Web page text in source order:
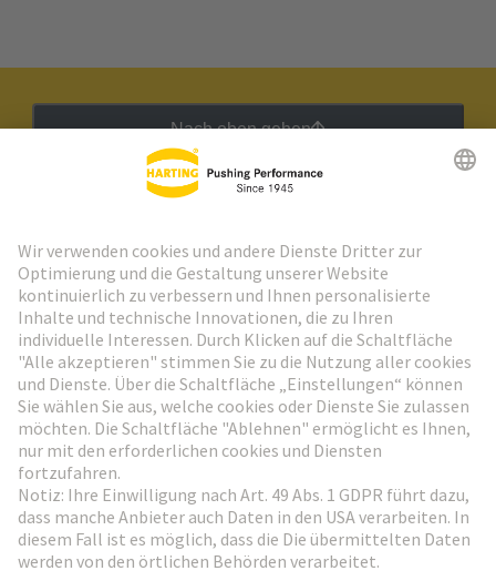
Nach oben gehen
Weiter zur Anmeldung
Social Media